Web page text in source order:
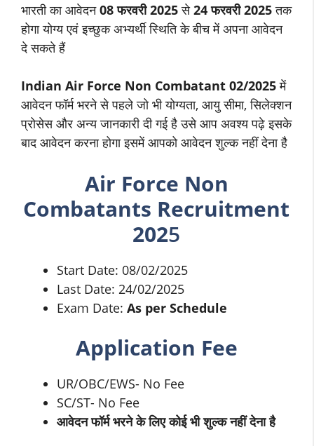
भारती का आवेदन08 फरवरी 2025से24 फरवरी 2025तक
होगा योग्य एवं इच्छुक अभ्यर्थी स्थिति के बीच में अपना आवेदन
दे सकते हैं
Indian Air Force Non Combatant 02/2025में
आवेदन फॉर्म भरने से पहले जो भी योग्यता, आयु सीमा, सिलेक्शन
प्रोसेस और अन्य जानकारी दी गई है उसे आप अवश्य पढ़े इसके
बाद आवेदन करना होगा इसमें आपको आवेदन शुल्क नहीं देना है
Air Force Non
Combatants Recruitment
2025
Start Date: 08/02/2025
Last Date: 24/02/2025
Exam Date: As per Schedule
Application Fee
UR/OBC/EWS- No Fee
SC/ST- No Fee
आवेदन फॉर्म भरने के लिए कोई भी शुल्क नहीं देना है